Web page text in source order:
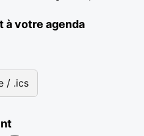
à votre agenda
/ .ics